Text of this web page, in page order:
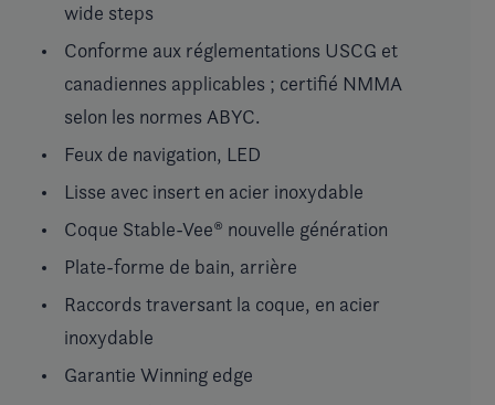
wide steps
Conforme aux réglementations USCG et
canadiennes applicables ; certifié NMMA
selon les normes ABYC.
Feux de navigation, LED
Lisse avec insert en acier inoxydable
Coque Stable-Vee® nouvelle génération
Plate-forme de bain, arrière
Raccords traversant la coque, en acier
inoxydable
Garantie Winning edge